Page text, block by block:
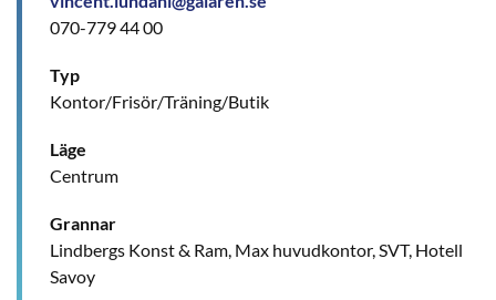
070-779 44 00
Typ
Kontor/Frisör/Träning/Butik
Läge
Centrum
Grannar
Lindbergs Konst & Ram, Max huvudkontor, SVT, Hotell
Savoy